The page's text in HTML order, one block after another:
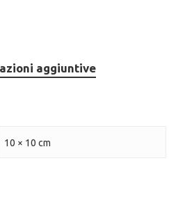
aggiuntive
10 × 10 cm